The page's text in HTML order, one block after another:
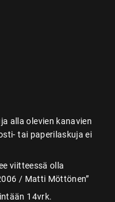
alla olevien kanavien
tai paperilaskuja ei
viitteessä olla
/ Matti Möttönen”
14vrk.